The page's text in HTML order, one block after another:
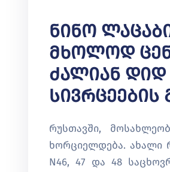
Ნინო
Მხოლოდ
Ძალიან Დიდ
Სივრცეების
რუსთავში,
ხორციელდება. ახალი
N46, 47 და 48